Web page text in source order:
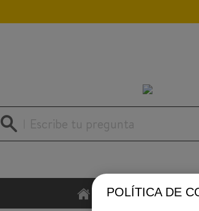
INICIO
Escribe tu pregunta
POLÍTICA DE